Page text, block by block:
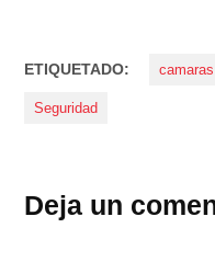
ETIQUETADO:
Seguridad
Deja un